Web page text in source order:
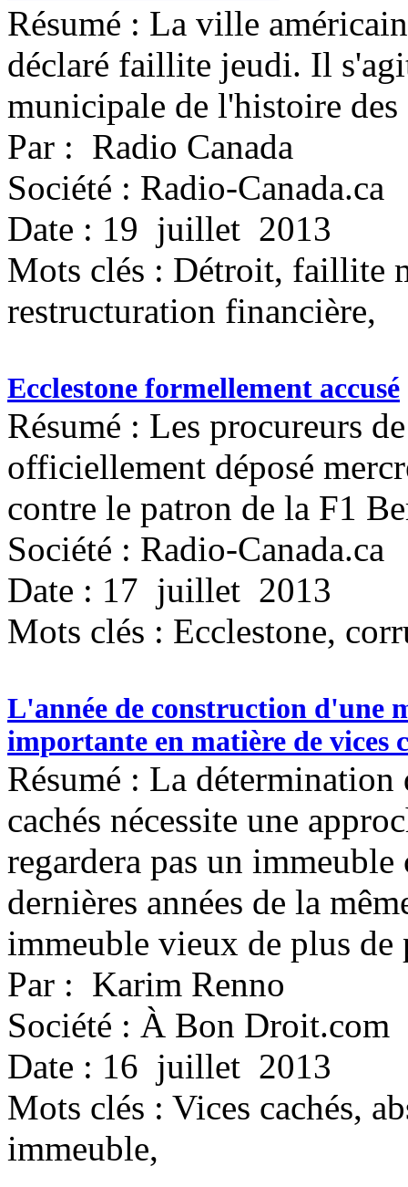
Résumé : La ville
déclaré faillite jeudi. Il
municipale de l'histoire
Par : Radio Canada
Société : Radio-Canada.ca
Date : 19 juillet 2013
Mots clés : Détroit, faillite
restructuration financière,
Ecclestone formellement accusé
Résumé : Les procureurs
officiellement déposé
contre le patron de la F1
Société : Radio-Canada.ca
Date : 17 juillet 2013
Mots clés : Ecclestone,
L'année de construction d'une
importante en matière de vices
Résumé : La
cachés nécessite une
regardera pas un
dernières années de la
immeuble vieux de plus de
Par : Karim Renno
Société : À Bon Droit.com
Date : 16 juillet 2013
Mots clés : Vices cachés,
immeuble,